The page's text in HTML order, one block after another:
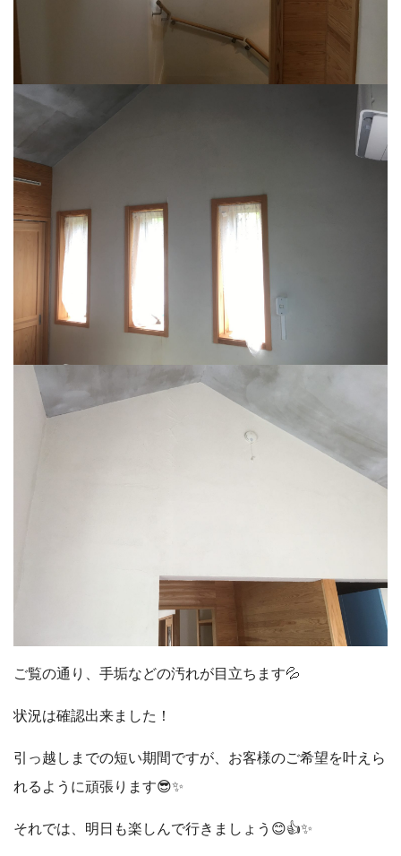
ご覧の通り、手垢などの汚れが目立ちます💦
状況は確認出来ました！
引っ越しまでの短い期間ですが、お客様のご希望を叶えら
れるように頑張ります😎✨
それでは、明日も楽しんで行きましょう😊👍✨